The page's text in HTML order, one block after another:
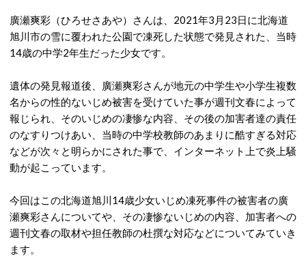
廣瀬爽彩（ひろせさあや）さんは、2021年3月23日に北海道
旭川市の雪に覆われた公園で凍死した状態で発見された、当時
14歳の中学2年生だった少女です。
遺体の発見報道後、廣瀬爽彩さんが地元の中学生や小学生複数
名からの性的ないじめ被害を受けていた事が週刊文春によって
報じられ、そのいじめの凄惨な内容、その後の加害者達の責任
のなすりつけあい、当時の中学校教師のあまりに酷すぎる対応
などが次々と明らかにされた事で、インターネット上で炎上騒
動が起こっています。
今回はこの北海道旭川14歳少女いじめ凍死事件の被害者の廣
瀬爽彩さんについてや、その凄惨ないじめの内容、加害者への
週刊文春の取材や担任教師の杜撰な対応などについてみていき
ます。